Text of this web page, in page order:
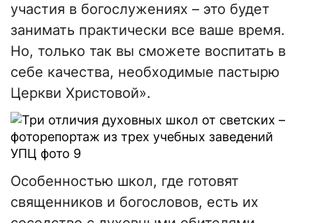
участия в богослужениях – это будет
занимать практически все ваше время.
Но, только так вы сможете воспитать в
себе качества, необходимые пастырю
Церкви Христовой».
Особенностью школ, где готовят
священников и богословов, есть их